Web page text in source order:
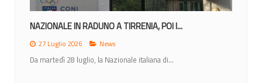
NAZIONALE IN RADUNO A TIRRENIA, POI I...
27 Luglio 2026 News
Da martedì 28 luglio, la Nazionale italiana di...